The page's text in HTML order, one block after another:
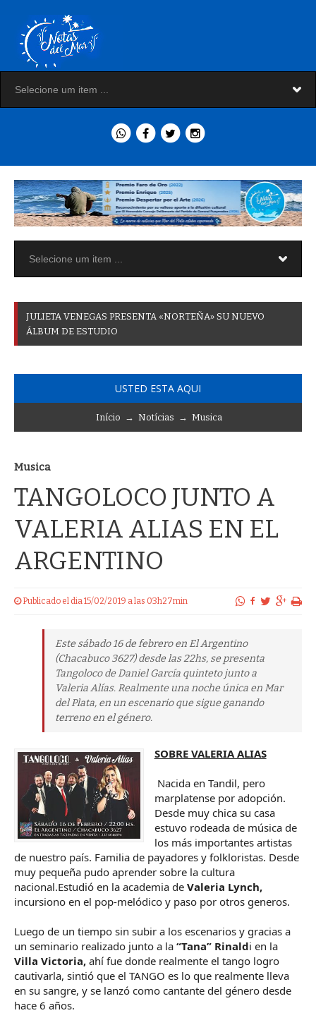
JULIETA VENEGAS PRESENTA «NORTEÑA» SU NUEVO
ÁLBUM DE ESTUDIO
USTED ESTA AQUI
Início → Notícias → Musica
Musica
TANGOLOCO JUNTO A
VALERIA ALIAS EN EL
ARGENTINO
Publicado el dia 15/02/2019 a las 03h27min
Este sábado 16 de febrero en El Argentino
(Chacabuco 3627) desde las 22hs, se presenta
Tangoloco de Daniel García quinteto junto a
Valeria Alías. Realmente una noche única en Mar
del Plata, en un escenario que sigue ganando
terreno en el género.
SOBRE VALERIA ALIAS
Nacida en Tandil, pero
marplatense por adopción.
Desde muy chica su casa
estuvo rodeada de música de
los más importantes artistas
de nuestro país. Familia de payadores y folkloristas. Desde
muy pequeña pudo aprender sobre la cultura
nacional.Estudió en la academia de Valeria Lynch,
incursiono en el pop-melódico y paso por otros generos.
Luego de un tiempo sin subir a los escenarios y gracias a
un seminario realizado junto a la “Tana” Rinaldi en la
Villa Victoria, ahí fue donde realmente el tango logro
cautivarla, sintió que el TANGO es lo que realmente lleva
en su sangre, y se lanzó como cantante del género desde
hace 6 años.